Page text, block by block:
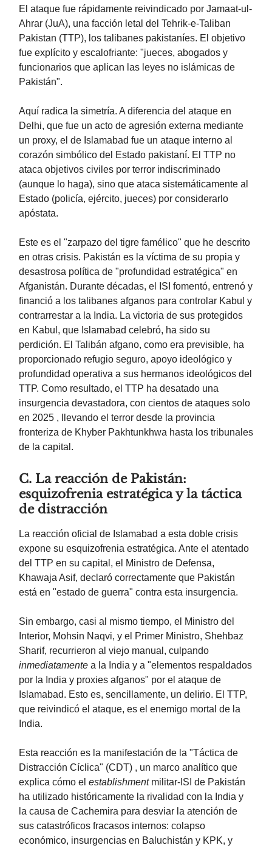
El ataque fue rápidamente reivindicado por Jamaat-ul-
Ahrar (JuA), una facción letal del Tehrik-e-Taliban
Pakistan (TTP), los talibanes pakistaníes. El objetivo
fue explícito y escalofriante: "jueces, abogados y
funcionarios que aplican las leyes no islámicas de
Pakistán".
Aquí radica la simetría. A diferencia del ataque en
Delhi, que fue un acto de agresión externa mediante
un proxy, el de Islamabad fue un ataque interno al
corazón simbólico del Estado pakistaní. El TTP no
ataca objetivos civiles por terror indiscriminado
(aunque lo haga), sino que ataca sistemáticamente al
Estado (policía, ejército, jueces) por considerarlo
apóstata.
Este es el "zarpazo del tigre famélico" que he descrito
en otras crisis. Pakistán es la víctima de su propia y
desastrosa política de "profundidad estratégica" en
Afganistán. Durante décadas, el ISI fomentó, entrenó y
financió a los talibanes afganos para controlar Kabul y
contrarrestar a la India. La victoria de sus protegidos
en Kabul, que Islamabad celebró, ha sido su
perdición. El Talibán afgano, como era previsible, ha
proporcionado refugio seguro, apoyo ideológico y
profundidad operativa a sus hermanos ideológicos del
TTP. Como resultado, el TTP ha desatado una
insurgencia devastadora, con cientos de ataques solo
en 2025 , llevando el terror desde la provincia
fronteriza de Khyber Pakhtunkhwa hasta los tribunales
de la capital.
C. La reacción de Pakistán:
esquizofrenia estratégica y la táctica
de distracción
La reacción oficial de Islamabad a esta doble crisis
expone su esquizofrenia estratégica. Ante el atentado
del TTP en su capital, el Ministro de Defensa,
Khawaja Asif, declaró correctamente que Pakistán
está en "estado de guerra" contra esta insurgencia.
Sin embargo, casi al mismo tiempo, el Ministro del
Interior, Mohsin Naqvi, y el Primer Ministro, Shehbaz
Sharif, recurrieron al viejo manual, culpando
inmediatamente a la India y a "elementos respaldados
por la India y proxies afganos" por el ataque de
Islamabad. Esto es, sencillamente, un delirio. El TTP,
que reivindicó el ataque, es el enemigo mortal de la
India.
Esta reacción es la manifestación de la "Táctica de
Distracción Cíclica" (CDT) , un marco analítico que
explica cómo el establishmentmilitar-ISI de Pakistán
ha utilizado históricamente la rivalidad con la India y
la causa de Cachemira para desviar la atención de
sus catastróficos fracasos internos: colapso
económico, insurgencias en Baluchistán y KPK, y